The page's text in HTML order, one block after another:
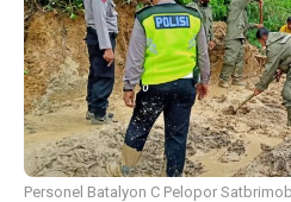
Personel Batalyon C Pelopor